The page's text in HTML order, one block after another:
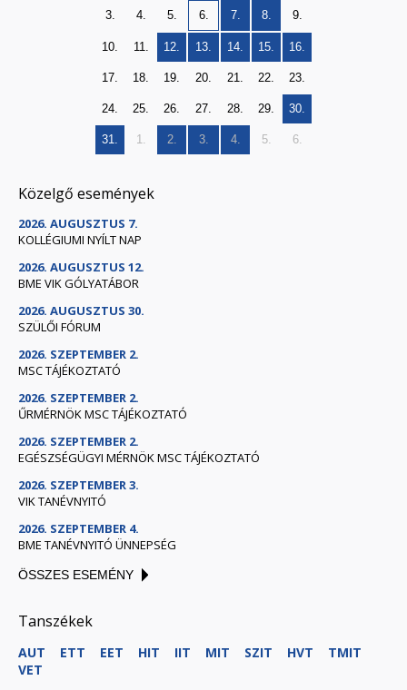
3. 4. 5. 6. 7. 8. 9.
10. 11. 12. 13. 14. 15. 16.
17. 18. 19. 20. 21. 22. 23.
24. 25. 26. 27. 28. 29. 30.
31. 1. 2. 3. 4. 5. 6.
Közelgő események
2026. AUGUSZTUS 7.
KOLLÉGIUMI NYÍLT NAP
2026. AUGUSZTUS 12.
BME VIK GÓLYATÁBOR
2026. AUGUSZTUS 30.
SZÜLŐI FÓRUM
2026. SZEPTEMBER 2.
MSC TÁJÉKOZTATÓ
2026. SZEPTEMBER 2.
ŰRMÉRNÖK MSC TÁJÉKOZTATÓ
2026. SZEPTEMBER 2.
EGÉSZSÉGÜGYI MÉRNÖK MSC TÁJÉKOZTATÓ
2026. SZEPTEMBER 3.
VIK TANÉVNYITÓ
2026. SZEPTEMBER 4.
BME TANÉVNYITÓ ÜNNEPSÉG
ÖSSZES ESEMÉNY
Tanszékek
AUT ETT EET HIT IIT MIT SZIT HVT
TMIT
VET